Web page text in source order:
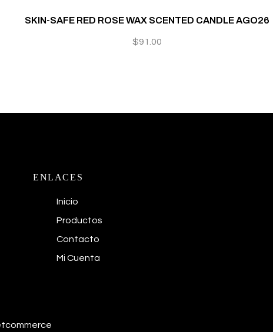
SKIN-SAFE RED ROSE WAX SCENTED CANDLE AGO26
$91.00
ENLACES
Inicio
Productos
Contacto
Mi Cuenta